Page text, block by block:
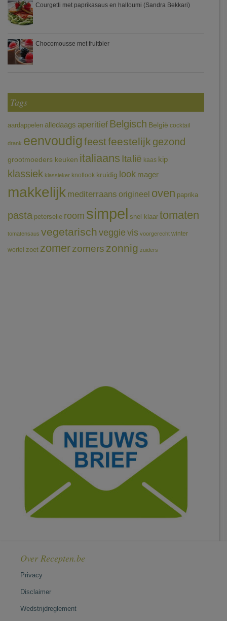
Courgetti met paprikasaus en halloumi (Sandra Bekkari)
Chocomousse met fruitbier
Tags
aardappelen alledaags aperitief Belgisch België cocktail
drank eenvoudigfeestfeestelijk gezond
grootmoeders keuken italiaans Italië kaas kip
klassiek klassieker knoflook kruidig look mager
makkelijk mediterraans origineel oven paprika
pasta peterselie room simpel snel klaar tomaten
tomatensaus vegetarischveggie vis voorgerecht winter
wortel zoet zomerzomers zonnig zuiders
Over Recepten.be
Privacy
Disclaimer
Wedstrijdreglement